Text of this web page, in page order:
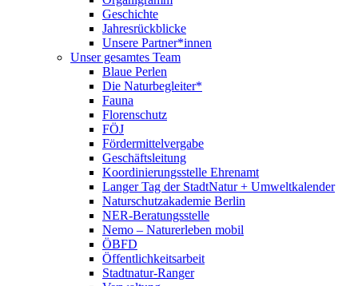
Geschichte
Jahresrückblicke
Unsere Partner*innen
Unser gesamtes Team
Blaue Perlen
Die Naturbegleiter*
Fauna
Florenschutz
FÖJ
Fördermittelvergabe
Geschäftsleitung
Koordinierungsstelle Ehrenamt
Langer Tag der StadtNatur + Umweltkalender
Naturschutzakademie Berlin
NER-Beratungsstelle
Nemo – Naturerleben mobil
ÖBFD
Öffentlichkeitsarbeit
Stadtnatur-Ranger